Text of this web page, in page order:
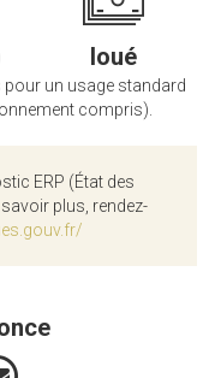
loué
un usage standard
compris).
ERP (État des
plus, rendez-